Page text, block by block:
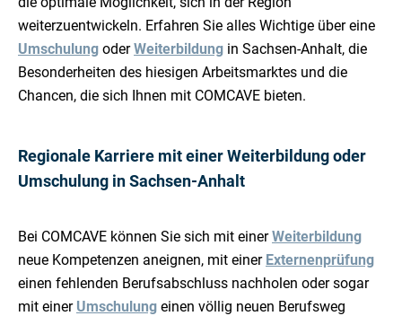
weiterzuentwickeln. Erfahren Sie alles Wichtige über eine
Umschulung oderWeiterbildung in Sachsen-Anhalt, die
Besonderheiten des hiesigen Arbeitsmarktes und die
Chancen, die sich Ihnen mit COMCAVE bieten.
Regionale Karriere mit einer Weiterbildung oder
Umschulung in Sachsen-Anhalt
Bei COMCAVE können Sie sich mit einerWeiterbildung
neue Kompetenzen aneignen, mit einer Externenprüfung
einen fehlenden Berufsabschluss nachholen oder sogar
mit einer Umschulung einen völlig neuen Berufsweg